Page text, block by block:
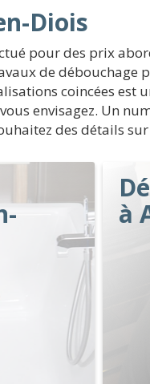
Diois
pour des prix
de débouchage
coincées est
envisagez. Un
des détails
à